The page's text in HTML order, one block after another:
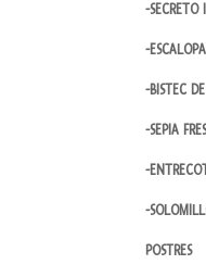
-
-
-BISTEC
-SEPIA
-
-
POSTRES